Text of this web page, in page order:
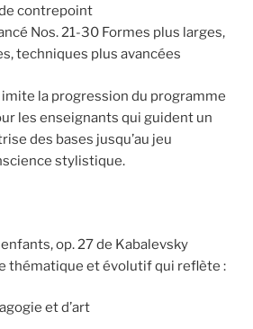
contrepoint
Nos. 21-30 Formes plus larges,
techniques plus avancées
la progression du programme
les enseignants qui guident un
des bases jusqu’au jeu
stylistique.
op. 27 de Kabalevsky
thématique et évolutif qui reflète :
et d’art